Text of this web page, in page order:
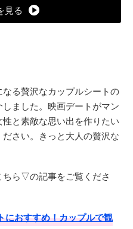
見る
る贅沢なカップルシートの
ました。映画デートがマン
と素敵な思い出を作りたい
さい。きっと大人の贅沢な
ちら▽の記事をご覧くださ
におすすめ！カップルで観